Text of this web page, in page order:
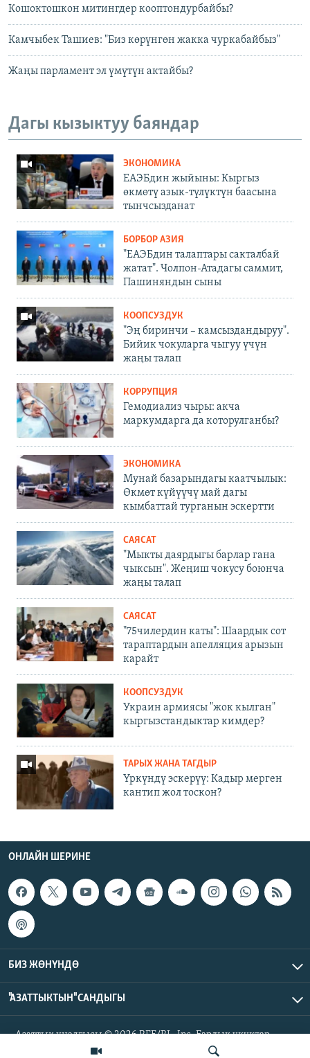
Кошоктошкон митингдер кооптондурбайбы?
Камчыбек Ташиев: "Биз көрүнгөн жакка чуркабайбыз"
Жаңы парламент эл үмүтүн актайбы?
Дагы кызыктуу баяндар
ЭКОНОМИКА
ЕАЭБдин жыйыны: Кыргыз
өкмөтү азык-түлүктүн баасына
тынчсызданат
БОРБОР АЗИЯ
"ЕАЭБдин талаптары сакталбай
жатат". Чолпон-Атадагы саммит,
Пашиняндын сыны
КООПСУЗДУК
"Эң биринчи – камсыздандыруу".
Бийик чокуларга чыгуу үчүн
жаңы талап
КОРРУПЦИЯ
Гемодиализ чыры: акча
маркумдарга да которулганбы?
ЭКОНОМИКА
Мунай базарындагы каатчылык:
Өкмөт күйүүчү май дагы
кымбаттай турганын эскертти
САЯСАТ
"Мыкты даярдыгы барлар гана
чыксын". Жеңиш чокусу боюнча
жаңы талап
САЯСАТ
"75чилердин каты": Шаардык сот
тараптардын апелляция арызын
карайт
КООПСУЗДУК
Украин армиясы "жок кылган"
кыргызстандыктар кимдер?
ТАРЫХ ЖАНА ТАГДЫР
Үркүндү эскерүү: Кадыр мерген
кантип жол тоскон?
ОНЛАЙН ШЕРИНЕ
БИЗ ЖӨНҮНДӨ
"АЗАТТЫКТЫН" САНДЫГЫ
Азаттык үналгысы © 2026 RFE/RL, Inc. Бардык укуктар